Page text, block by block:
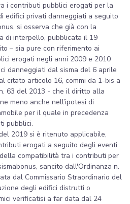
i contributi pubblici erogati per la
edifici privati danneggiati a seguito
si osserva che già con la
di interpello, pubblicata il 19
– sia pure con riferimento ai
erogati negli anni 2009 e 2010
danneggiati dal sisma del 6 aprile
citato articolo 16, commi da 1-bis a
63 del 2013 - che il diritto alla
meno anche nell’ipotesi di
per il quale in precedenza
pubblici.
2019 si è ritenuto applicabile,
erogati a seguito degli eventi
compatibilità tra i contributi per
sancito dall'Ordinanza n.
dal Commissario Straordinario del
degli edifici distrutti o
verificatisi a far data dal 24